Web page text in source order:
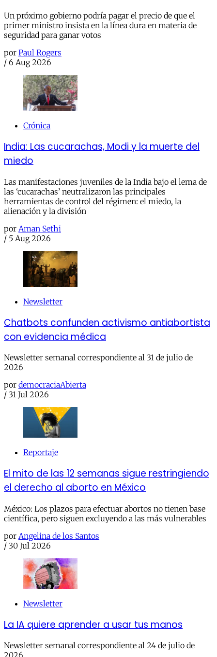
Un próximo gobierno podría pagar el precio de que el
primer ministro insista en la línea dura en materia de
seguridad para ganar votos
por Paul Rogers
/ 6 Aug 2026
Crónica
India: Las cucarachas, Modi y la muerte del
miedo
Las manifestaciones juveniles de la India bajo el lema de
las ‘cucarachas’ neutralizaron las principales
herramientas de control del régimen: el miedo, la
alienación y la división
por Aman Sethi
/ 5 Aug 2026
Newsletter
Chatbots confunden activismo antiabortista
con evidencia médica
Newsletter semanal correspondiente al 31 de julio de
2026
por democraciaAbierta
/ 31 Jul 2026
Reportaje
El mito de las 12 semanas sigue restringiendo
el derecho al aborto en México
México: Los plazos para efectuar abortos no tienen base
científica, pero siguen excluyendo a las más vulnerables
por Angelina de los Santos
/ 30 Jul 2026
Newsletter
La IA quiere aprender a usar tus manos
Newsletter semanal correspondiente al 24 de julio de